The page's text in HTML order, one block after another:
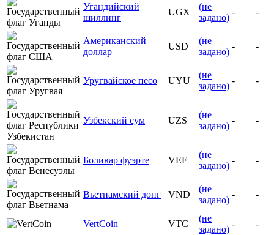
Угандийский
шиллинг
UGX
(не
задано)
- -
Американский
доллар
USD
(не
задано)
- -
Уругвайское песо UYU
(не
задано)
- -
Узбекский сум UZS
(не
задано)
- -
Боливар фуэрте VEF
(не
задано)
- -
Вьетнамский донг VND
(не
задано)
- -
VertCoin VTC
(не
задано)
- -